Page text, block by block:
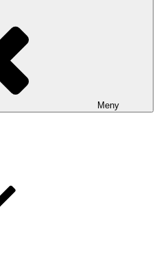
Meny